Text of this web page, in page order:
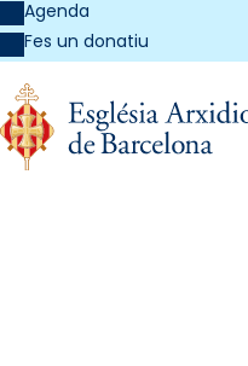
Agenda
Fes un donatiu